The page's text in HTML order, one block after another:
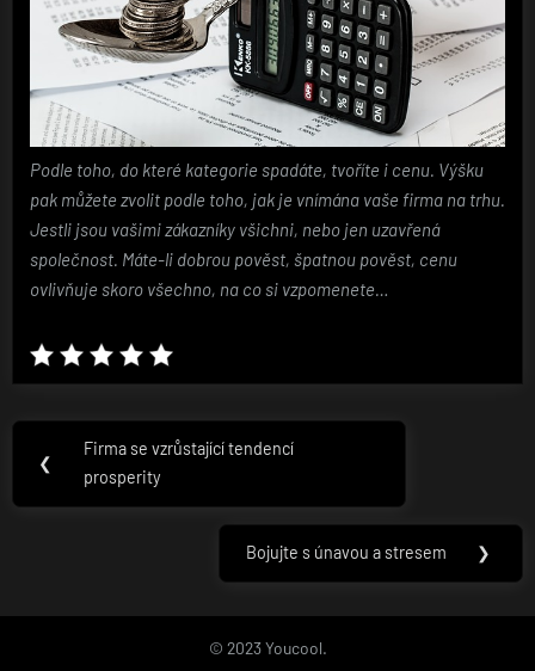
Podle toho, do které kategorie spadáte, tvoříte i cenu. Výšku
pak můžete zvolit podle toho, jak je vnímána vaše firma na trhu.
Jestli jsou vašimi zákazníky všichni, nebo jen uzavřená
společnost. Máte-li dobrou pověst, špatnou pověst, cenu
ovlivňuje skoro všechno, na co si vzpomenete…
Navigace
pro
❮
Previous
Post:
Firma se vzrůstající tendencí
prosperity
Next
Bojujte s únavou a stresem ❯
© 2023 Youcool.